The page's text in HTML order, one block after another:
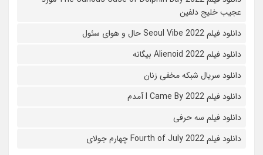
عجیب خلیج دلفین
دانلود فیلم Seoul Vibe 2022 حال و هوای سئول
دانلود فیلم Alienoid 2022 بیگانه
دانلود سریال شبکه مخفی زنان
دانلود فیلم I Came By 2022 آمدم
دانلود فیلم سه حرفی
دانلود فیلم Fourth of July 2022 چهارم جولای